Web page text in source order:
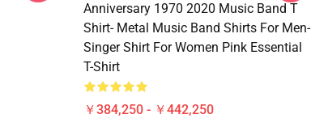
Anniversary 1970 2020 Music Band T
Shirt- Metal Music Band Shirts For Men-
Singer Shirt For Women Pink Essential
T-Shirt
￥384,250 - ￥442,250